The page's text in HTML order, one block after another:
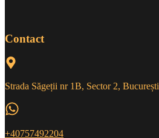
Contact
Strada Săgeții nr 1B, Sector 2, București
+40757492204